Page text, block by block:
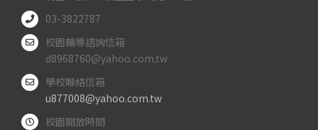
03-3822787
校園輔導諮詢信箱
d8968760@yahoo.com.tw
學校聯絡信箱
u877008@yahoo.com.tw
校園開放時間